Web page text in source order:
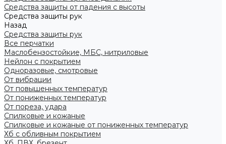
Средства защиты от падения с высоты
Средства защиты рук
Назад
Средства защиты рук
Все перчатки
Маслобензостойкие, МБС, нитриловые
Нейлон с покрытием
Одноразовые, смотровые
От вибрации
От повышенных температур
От пониженных температур
От пореза, удара
Спилковые и кожаные
Спилковые и кожаные от пониженных температур
Хб с обливным покрытием